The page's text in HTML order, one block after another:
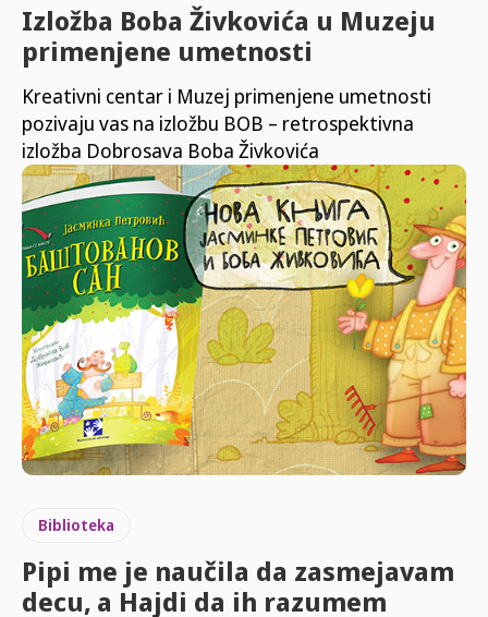
Izložba Boba Živkovića u Muzeju
primenjene umetnosti
Kreativni centar i Muzej primenjene umetnosti
pozivaju vas na izložbu BOB – retrospektivna
izložba Dobrosava Boba Živkovića
Biblioteka
Pipi me je naučila da zasmejavam
decu, a Hajdi da ih razumem